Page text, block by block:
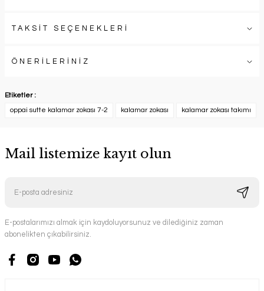
TAKSİT SEÇENEKLERİ
ÖNERİLERİNİZ
Etiketler :
oppai sutte kalamar zokası 7-2
kalamar zokası kalamar zokası takımı
Mail listemize kayıt olun
E-postalarımızı almak için kaydoluyorsunuz ve dilediğiniz zaman
abonelikten çıkabilirsiniz.